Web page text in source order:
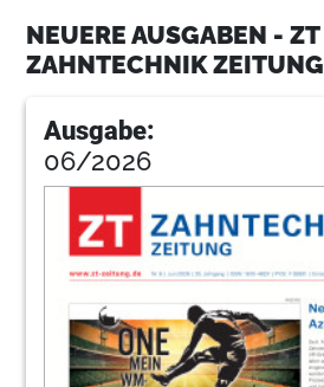
17Service
24Zirkonzahn GmbH
NEUERE AUSGABEN - ZT
ZAHNTECHNIK ZEITUNG
Ausgabe:
06/2026